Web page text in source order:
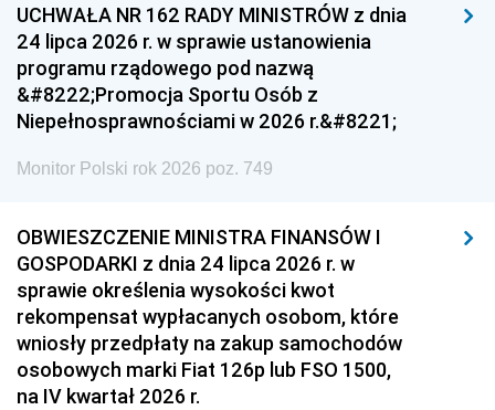
UCHWAŁA NR 162 RADY MINISTRÓW z dnia
24 lipca 2026 r. w sprawie ustanowienia
programu rządowego pod nazwą
&#8222;Promocja Sportu Osób z
Niepełnosprawnościami w 2026 r.&#8221;
Monitor Polski rok 2026 poz. 749
OBWIESZCZENIE MINISTRA FINANSÓW I
GOSPODARKI z dnia 24 lipca 2026 r. w
sprawie określenia wysokości kwot
rekompensat wypłacanych osobom, które
wniosły przedpłaty na zakup samochodów
osobowych marki Fiat 126p lub FSO 1500,
na IV kwartał 2026 r.